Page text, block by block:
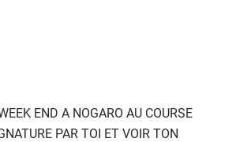
END A NOGARO AU COURSE
PAR TOI ET VOIR TON